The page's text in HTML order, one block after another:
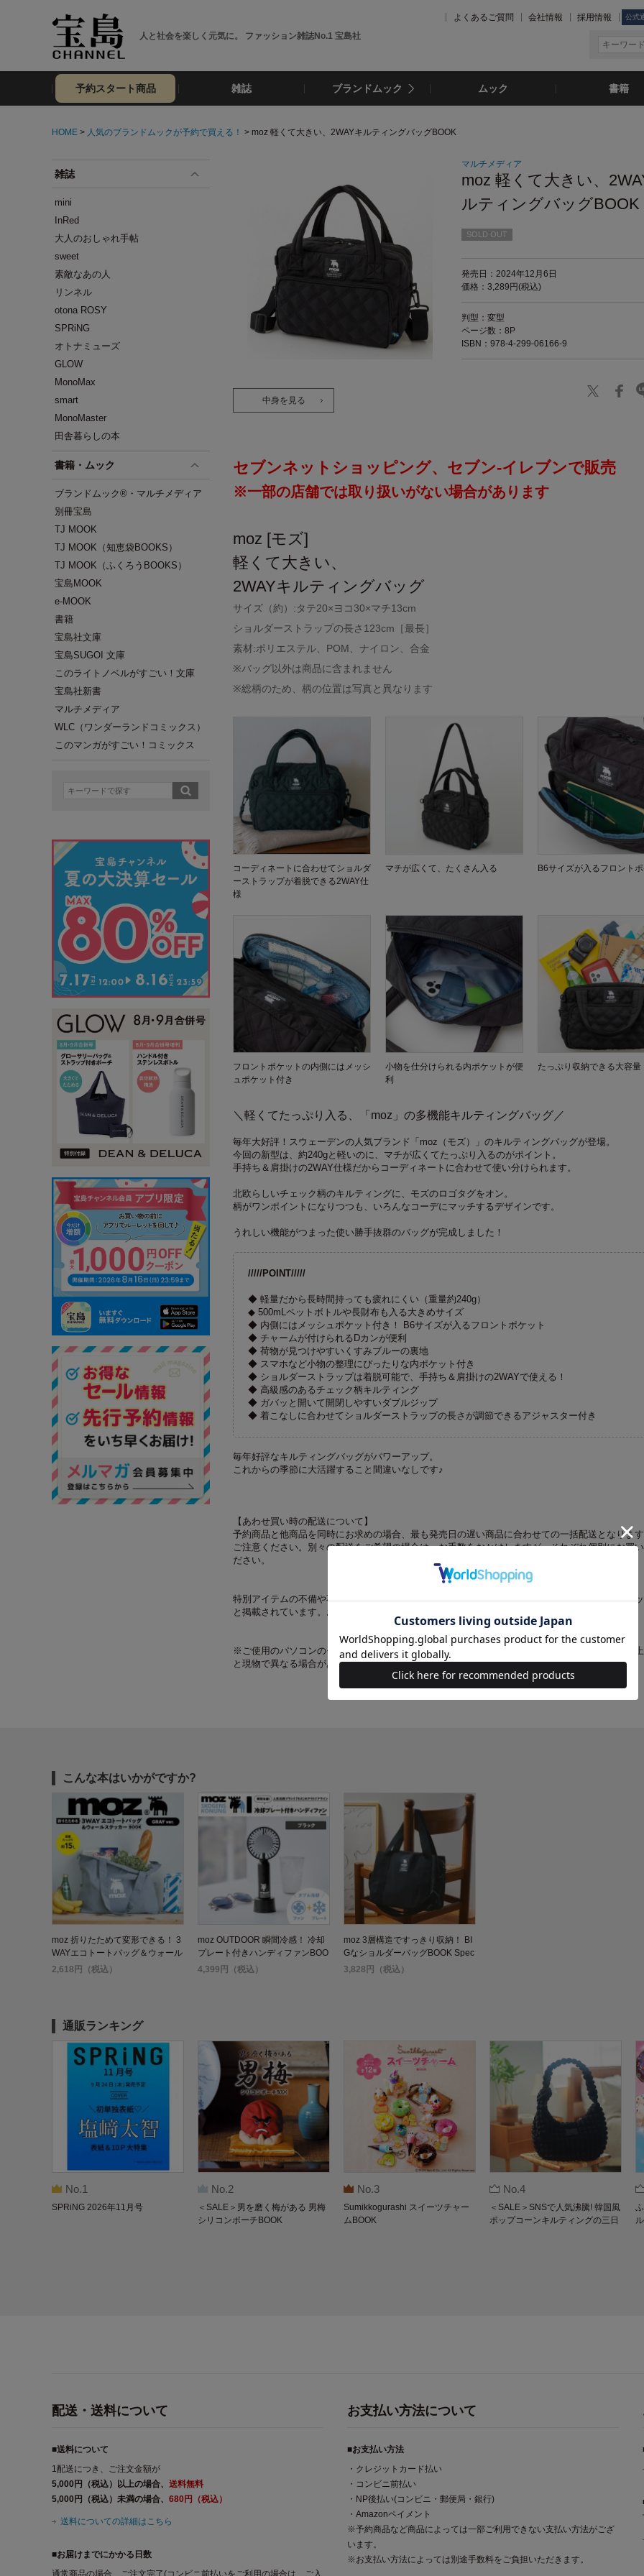
人と社会を楽しく元気に。 ファッション雑誌No.1 宝島社
よくあるご質問 会社情報 採用情報 公式
予約スタート商品 雑誌 ブランドムック ムック 書籍
HOME > 人気のブランドムックが予約で買える！ > moz 軽くて大きい、2WAYキルティングバッグBOOK
雑誌
mini
InRed
大人のおしゃれ手帖
sweet
素敵なあの人
リンネル
otona ROSY
SPRiNG
オトナミューズ
GLOW
MonoMax
smart
MonoMaster
田舎暮らしの本
書籍・ムック
ブランドムック®・マルチメディア
別冊宝島
TJ MOOK
TJ MOOK（知恵袋BOOKS）
TJ MOOK（ふくろうBOOKS）
宝島MOOK
e-MOOK
書籍
宝島社文庫
宝島SUGOI 文庫
このライトノベルがすごい！文庫
宝島社新書
マルチメディア
WLC（ワンダーランドコミックス）
このマンガがすごい！コミックス
中身を見る
マルチメディア
moz 軽くて大きい、
ルティングバッグBOOK
SOLD OUT
発売日：2024年12月6日
価格：3,289円(税込)
判型：変型
ページ数：8P
ISBN：978-4-299-06166-9
セブンネットショッピング、セブン‐イレブンで販売
※一部の店舗では取り扱いがない場合があります
moz [モズ]
軽くて大きい、
2WAYキルティングバッグ
サイズ（約）:タテ20×ヨコ30×マチ13cm
ショルダーストラップの長さ123cm［最長］
素材:ポリエステル、POM、ナイロン、合金
※バッグ以外は商品に含まれません
※総柄のため、柄の位置は写真と異なります
コーディネートに合わせてショルダ
ーストラップが着脱できる2WAY仕
様
マチが広くて、たくさん入る B6サイズが入るフロント
フロントポケットの内側にはメッシ
ュポケット付き
小物を仕分けられる内ポケットが便
利
たっぷり収納できる大容量
＼軽くてたっぷり入る、「moz」の多機能キルティングバッグ／
毎年大好評！スウェーデンの人気ブランド「moz（モズ）」のキルティングバッグが登場。
今回の新型は、約240gと軽いのに、マチが広くてたっぷり入るのがポイント。
手持ち＆肩掛けの2WAY仕様だからコーディネートに合わせて使い分けられます。
北欧らしいチェック柄のキルティングに、モズのロゴタグをオン。
柄がワンポイントになりつつも、いろんなコーデにマッチするデザインです。
うれしい機能がつまった使い勝手抜群のバッグが完成しました！
/////POINT/////
◆ 軽量だから長時間持っても疲れにくい（重量約240g）
◆ 500mLペットボトルや長財布も入る大きめサイズ
◆ 内側にはメッシュポケット付き！ B6サイズが入るフロントポケット
◆ チャームが付けられるDカンが便利
◆ 荷物が見つけやすいくすみブルーの裏地
◆ スマホなど小物の整理にぴったりな内ポケット付き
◆ ショルダーストラップは着脱可能で、手持ち＆肩掛けの2WAYで使える！
◆ 高級感のあるチェック柄キルティング
◆ ガバッと開いて開閉しやすいダブルジップ
◆ 着こなしに合わせてショルダーストラップの長さが調節できるアジャスター付き
毎年好評なキルティングバッグがパワーアップ。
これからの季節に大活躍すること間違いなしです♪
【あわせ買い時の配送について】
予約商品と他商品を同時にお求めの場合、最も発売日の遅い商品に合わせての一括配送となりま
ご注意ください。別々の配送をご希望の場合は、お手数をおかけしますが、それぞれ個別にお買
ださい。
特別アイテムの不備や不具合についてのお問い合わせ電話番号は、「中身を見る」ボタンをクリ
と掲載されています。お手数をおかけしますが、そちらにてご確認ください。
※ご使用のパソコンのモニターやスマートフォンの画面によっては、商品の色合いが、画面表示
と現物で異なる場合があります。
こんな本はいかがですか?
moz 折りたためて変形できる！ 3
WAYエコトートバッグ＆ウォール
ステッカーBOOK GRAY ver.
2,618円（税込）
moz OUTDOOR 瞬間冷感！ 冷却
プレート付きハンディファンBOO
K ブラック
4,399円（税込）
moz 3層構造ですっきり収納！ BI
GなショルダーバッグBOOK Spec
ial Package
3,828円（税込）
通販ランキング
No.1
SPRiNG 2026年11月号
No.2
＜SALE＞男を磨く梅がある 男梅
シリコンポーチBOOK
No.3
Sumikkogurashi スイーツチャー
ムBOOK
No.4
＜SALE＞SNSで人気沸騰! 韓国風
ポップコーンキルティングの三日
配送・送料について
■送料について
1配送につき、ご注文金額が
5,000円（税込）以上の場合、 送料無料
5,000円（税込）未満の場合、 680円（税込）
送料についての詳細はこちら
■お届けまでにかかる日数
通常商品の場合、ご注文完了(コンビニ前払いをご利用の場合は、ご入
お支払い方法について
■お支払い方法
・クレジットカード払い
・コンビニ前払い
・NP後払い(コンビニ・郵便局・銀行)
・Amazonペイメント
※予約商品など商品によっては一部ご利用できない支払い方法がござ
います。
※お支払い方法によっては別途手数料をご負担いただきます。